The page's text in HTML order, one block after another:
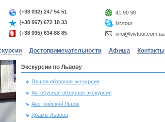
(+38 032) 247 54 51
(+38 067) 672 18 33
(+38 095) 634 88 85
41 90 90
lvivtour
info@lvivtour.com.ua
Достопримечательности Афиша Контакты
Экскурсии по Львову
Пешая обзорная экскурсия
Автобусная обзорная экскурсия
Австрийский Львов
Храмы Львова